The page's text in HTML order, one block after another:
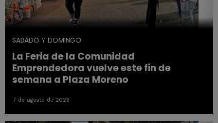
SABADO Y DOMINGO
La Feria de la Comunidad
Emprendedora vuelve este fin de
semana a Plaza Moreno
7 de agosto de 2026